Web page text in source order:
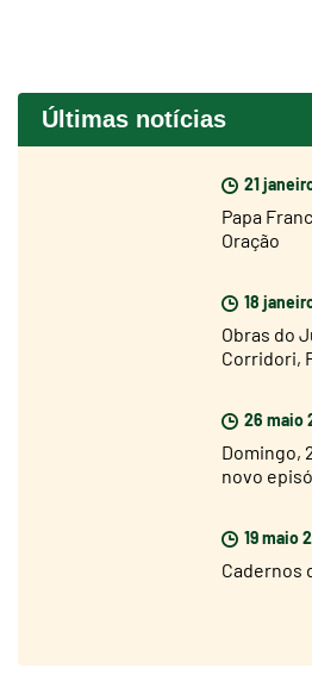
Últimas notícias
21
Papa
Oração
18
Obras do
Corridori,
26 maio
Domingo,
novo
19 maio
Cadernos